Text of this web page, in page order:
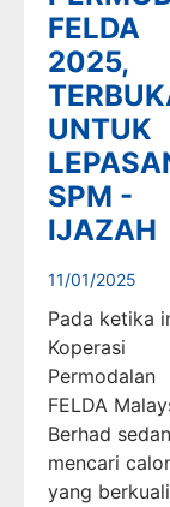
FELDA
2025,
UNTUK
SPM -
IJAZAH
11/01/2025
Pada ketika
Koperasi
Permodalan
FELDA
Berhad
mencari
yang